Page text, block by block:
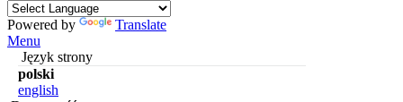
Powered by
Translate
Menu
Język strony
polski
english